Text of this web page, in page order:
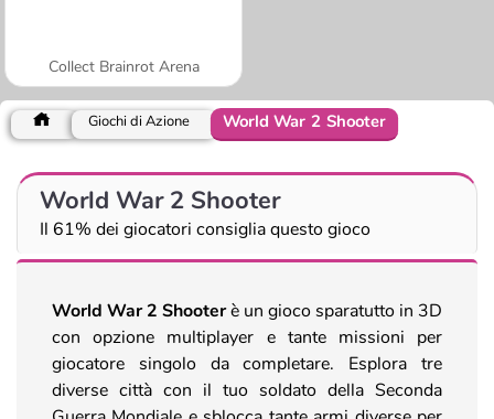
Collect Brainrot Arena
Giochi di Azione World War 2 Shooter
World War 2 Shooter
Il 61% dei giocatori consiglia questo gioco
World War 2 Shooterè un gioco sparatutto in 3D
con opzione multiplayer e tante missioni per
giocatore singolo da completare. Esplora tre
diverse città con il tuo soldato della Seconda